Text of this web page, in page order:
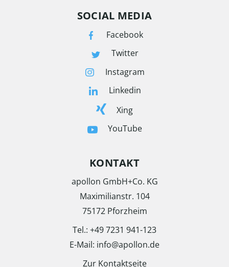
SOCIAL MEDIA
Facebook
Twitter
Instagram
Linkedin
Xing
YouTube
KONTAKT
apollon GmbH+Co. KG
Maximilianstr. 104
75172 Pforzheim
Tel.: +49 7231 941-123
E-Mail: info@apollon.de
Zur Kontaktseite